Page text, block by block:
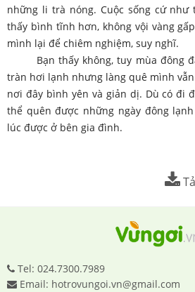
những li trà nóng. Cuộc sống cứ
thấy bình tĩnh hơn, không vội vàng
mình lại để chiêm nghiệm, suy nghĩ.
Bạn thấy không, tuy mùa đông
tràn hơi lạnh nhưng làng quê mình
nơi đây bình yên và giản dị. Dù có đi
thể quên được những ngày đông
lúc được ở bên gia đình.
Tel: 024.7300.7989
Email: hotrovungoi.vn@gmail.com